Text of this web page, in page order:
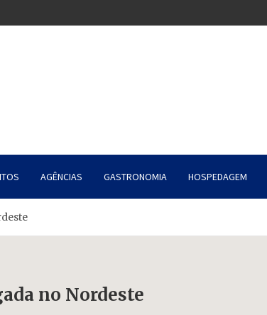
AGÊNCIAS GASTRONOMIA HOSPEDAGEM
no Nordeste